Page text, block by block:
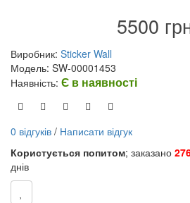
5500
Виробник: Sticker Wall
Модель: SW-00001453
Наявність: Є в наявності
0 відгуків / Написати відгук
Користується попитом; заказано
днів